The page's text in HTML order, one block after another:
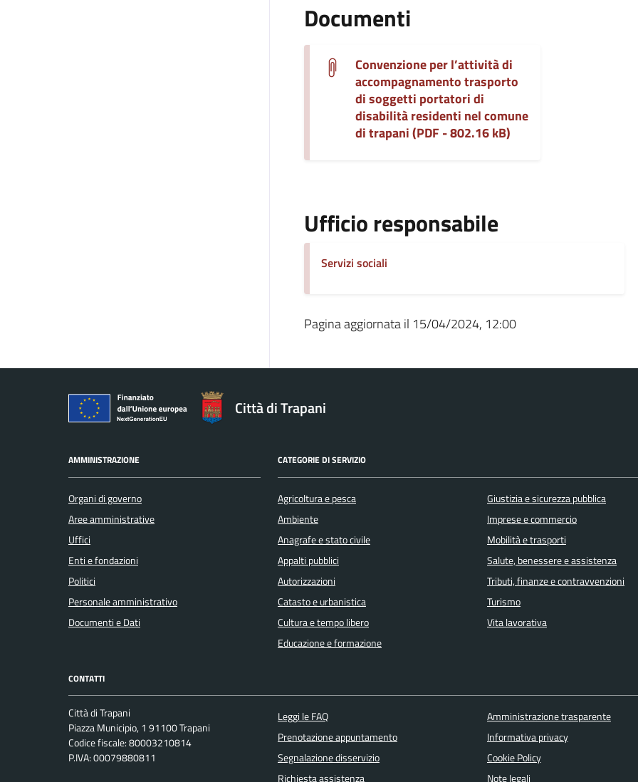
Documenti
Convenzione per l’attività di
accompagnamento trasporto
di soggetti portatori di
disabilità residenti nel comune
di trapani (PDF - 802.16 kB)
Ufficio responsabile
Servizi sociali
Pagina aggiornata il 15/04/2024, 12:00
Città di Trapani
AMMINISTRAZIONE
Organi di governo
Aree amministrative
Uffici
Enti e fondazioni
Politici
Personale amministrativo
Documenti e Dati
CATEGORIE DI SERVIZIO
Agricoltura e pesca
Ambiente
Anagrafe e stato civile
Appalti pubblici
Autorizzazioni
Catasto e urbanistica
Cultura e tempo libero
Educazione e formazione
Giustizia e sicurezza pubblica
Imprese e commercio
Mobilità e trasporti
Salute, benessere e assistenza
Tributi, finanze e contravvenzioni
Turismo
Vita lavorativa
CONTATTI
Città di Trapani
Piazza Municipio, 1 91100 Trapani
Codice fiscale: 80003210814
P.IVA: 00079880811
Leggi le FAQ
Prenotazione appuntamento
Segnalazione disservizio
Richiesta assistenza
Amministrazione trasparente
Informativa privacy
Cookie Policy
Note legali